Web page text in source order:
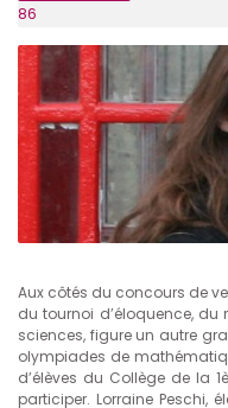
86
Aux côtés du concours de
du tournoi d’éloquence,
sciences, figure un autre
olympiades de
d’élèves du Collège de la
participer. Lorraine Peschi,